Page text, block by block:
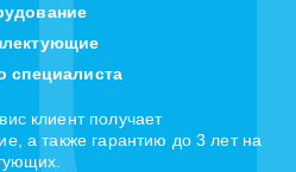
специалиста
клиент получает
а также гарантию до 3 лет на